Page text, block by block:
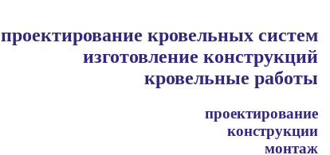
проектирование кровельных систем
изготовление конструкций
кровельные работы
проектирование
конструкции
монтаж